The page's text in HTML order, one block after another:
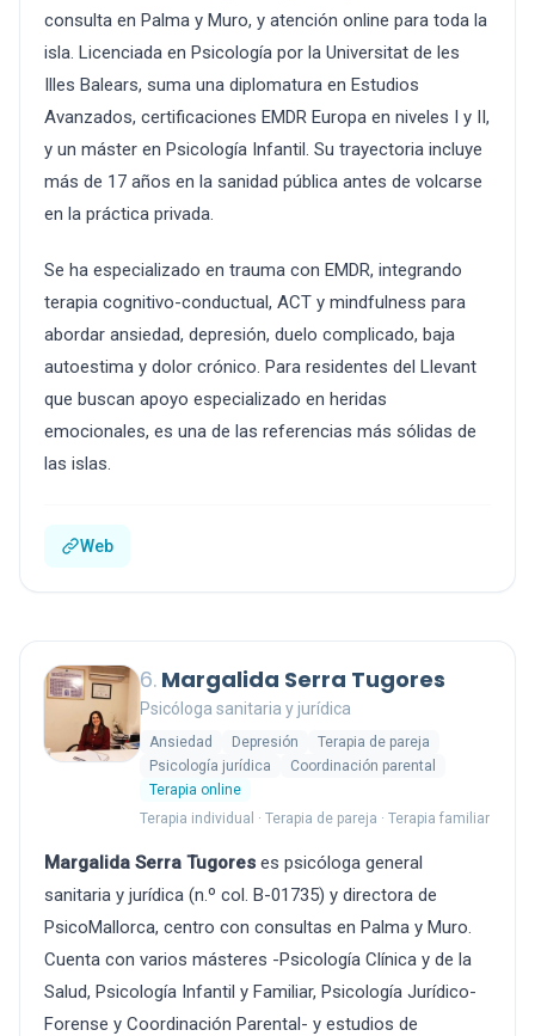
consulta en Palma y Muro, y atención online para toda la
isla. Licenciada en Psicología por la Universitat de les
Illes Balears, suma una diplomatura en Estudios
Avanzados, certificaciones EMDR Europa en niveles I y II,
y un máster en Psicología Infantil. Su trayectoria incluye
más de 17 años en la sanidad pública antes de volcarse
en la práctica privada.
Se ha especializado en trauma con EMDR, integrando
terapia cognitivo-conductual, ACT y mindfulness para
abordar ansiedad, depresión, duelo complicado, baja
autoestima y dolor crónico. Para residentes del Llevant
que buscan apoyo especializado en heridas
emocionales, es una de las referencias más sólidas de
las islas.
Web
6. Margalida Serra Tugores
Psicóloga sanitaria y jurídica
Ansiedad Depresión
Terapia de pareja
Psicología jurídica
Coordinación parental
Terapia online
Terapia individual · Terapia de pareja · Terapia familiar
Margalida Serra Tugores es psicóloga general
sanitaria y jurídica (n.º col. B-01735) y directora de
PsicoMallorca, centro con consultas en Palma y Muro.
Cuenta con varios másteres -Psicología Clínica y de la
Salud, Psicología Infantil y Familiar, Psicología Jurídico-
Forense y Coordinación Parental- y estudios de